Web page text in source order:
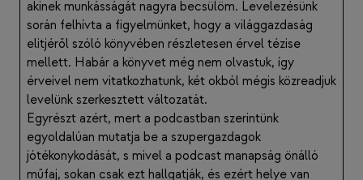
akinek munkásságát nagyra becsülöm. Levelezésünk
során felhívta a figyelmünket, hogy a világgazdaság
elitjéről szóló könyvében részletesen érvel tézise
mellett. Habár a könyvet még nem olvastuk, így
érveivel nem vitatkozhatunk, két okból mégis közreadjuk
levelünk szerkesztett változatát.
Egyrészt azért, mert a podcastban szerintünk
egyoldalúan mutatja be a szupergazdagok
jótékonykodását, s mivel a podcast manapság önálló
műfaj, sokan csak ezt hallgatják, és ezért helye van